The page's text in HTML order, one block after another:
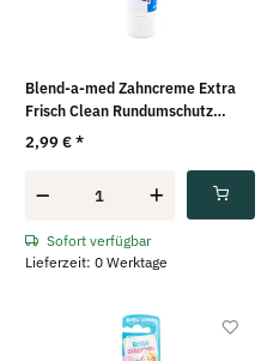
Blend-a-med Zahncreme Extra
Frisch Clean Rundumschutz
(75ml)
2,99 €*
Sofort verfügbar
Lieferzeit: 0 Werktage